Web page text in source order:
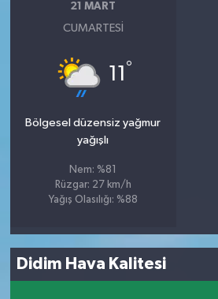
21 MART
CUMARTESI
11 °
Bölgesel düzensiz yağmur
yağışlı
Nem: %81
Rüzgar: 27 km/h
Yağış Olasılığı: %88
Didim Hava Kalitesi